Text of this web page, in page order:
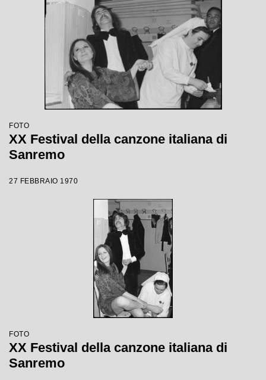
FOTO
XX Festival della canzone italiana di
Sanremo
27 FEBBRAIO 1970
FOTO
XX Festival della canzone italiana di
Sanremo